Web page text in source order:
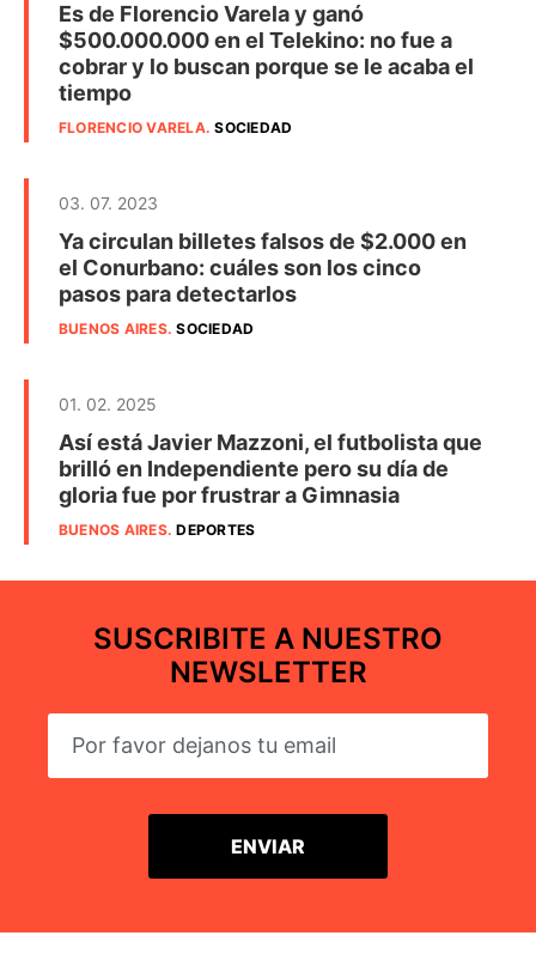
Es de Florencio Varela y ganó
$500.000.000 en el Telekino: no fue a
cobrar y lo buscan porque se le acaba el
tiempo
FLORENCIO VARELA.SOCIEDAD
03. 07. 2023
Ya circulan billetes falsos de $2.000 en
el Conurbano: cuáles son los cinco
pasos para detectarlos
BUENOS AIRES.SOCIEDAD
01. 02. 2025
Así está Javier Mazzoni, el futbolista que
brilló en Independiente pero su día de
gloria fue por frustrar a Gimnasia
BUENOS AIRES.DEPORTES
SUSCRIBITE A NUESTRO
NEWSLETTER